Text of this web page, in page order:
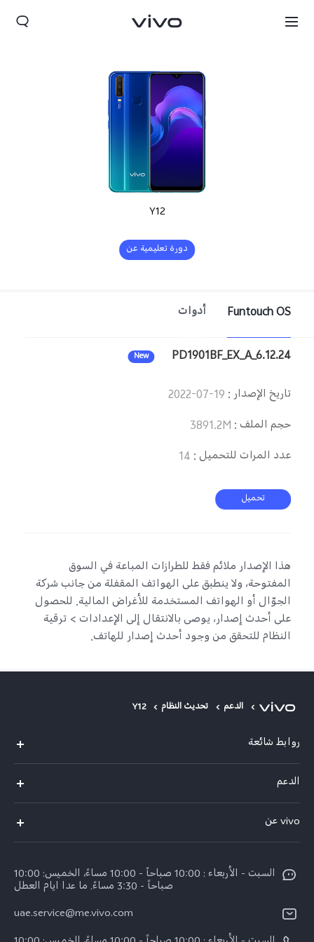
UAE(AR) | حدد البلد/المنطقة
Y12
دورة تعليمية عن
Funtouch OS أدوات
PD1901BF_EX_A_6.12.24
New
تاريخ الإصدار:
2022-07-19
حجم الملف :
3891.2M
عدد المرات للتحميل :
14
تحميل
هذا الإصدار ملائم فقط للطرازات المباعة في السوق
المفتوحة، ولا ينطبق على الهواتف المقفلة من جانب شركة
الجوّال أو الهواتف المستخدمة للأغراض المالية. للحصول
على أحدث إصدار، يوصى بالانتقال إلى الإعدادات > ترقية
النظام للتحقق من وجود أحدث إصدار للهاتف.
الدعم تحديث النظام Y12
روابط شائعة
X300 (New)
X200 FE (New)
V60 Lite 5G
Y39 5G
الدعم
مركز الخدمة
Funtouch OS
اسعار قطع الغيار
vivo عن
الأخبار
الإشعارات القانونية
نبذة عنا
السبت - الأربعاء : 10:00 صباحاً - 10:00 مساءً، الخميس: 10:00
صباحاً - 3:30 مساءً. ما عدا ايام العطل
uae.service@me.vivo.com